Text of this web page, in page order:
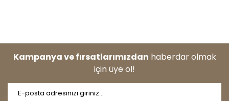
Yorum Yaz
Görüş ve önerileriniz için teşekkür ederiz.
Ürün resmi kalitesiz, bozuk veya görüntülenemiyor.
Kampanya ve fırsatlarımızdan haberdar olmak
için üye ol!